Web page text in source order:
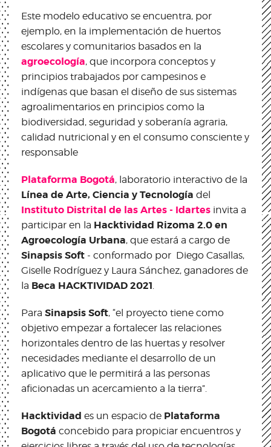
Este modelo educativo se encuentra, por
ejemplo, en la implementación de huertos
escolares y comunitarios basados en la
agroecología, que incorpora conceptos y
principios trabajados por campesinos e
indígenas que basan el diseño de sus sistemas
agroalimentarios en principios como la
biodiversidad, seguridad y soberanía agraria,
calidad nutricional y en el consumo consciente y
responsable
Plataforma Bogotá, laboratorio interactivo de la
Línea de Arte, Ciencia y Tecnología del
Instituto Distrital de las Artes - Idartes invita a
participar en la Hacktividad Rizoma 2.0 en
Agroecología Urbana, que estará a cargo de
Sinapsis Soft - conformado por Diego Casallas,
Giselle Rodríguez y Laura Sánchez, ganadores de
la Beca HACKTIVIDAD 2021
Para Sinapsis Soft, “el proyecto tiene como
objetivo empezar a fortalecer las relaciones
horizontales dentro de las huertas y resolver
necesidades mediante el desarrollo de un
aplicativo que le permitirá a las personas
aficionadas un acercamiento a la tierra”.
Hacktividad es un espacio de Plataforma
Bogotá concebido para propiciar encuentros y